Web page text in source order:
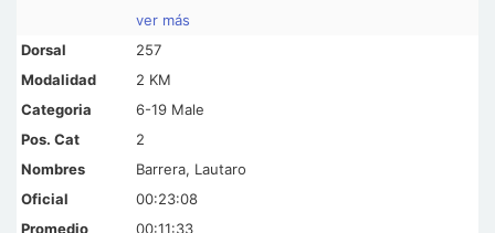
ver más
257
2 KM
6-19 Male
2
Barrera, Lautaro
00:23:08
00:11:33